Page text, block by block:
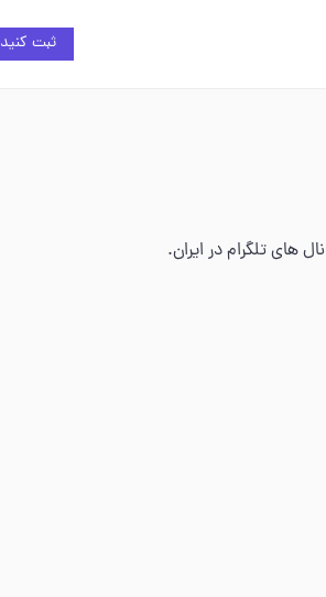
ثبت کنید
های تلگرام در ایران.